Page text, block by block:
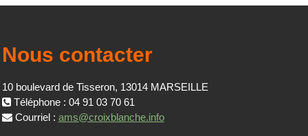
Nous contacter
10 boulevard de Tisseron, 13014 MARSEILLE
Téléphone : 04 91 03 70 61
Courriel : ams@croixblanche.info